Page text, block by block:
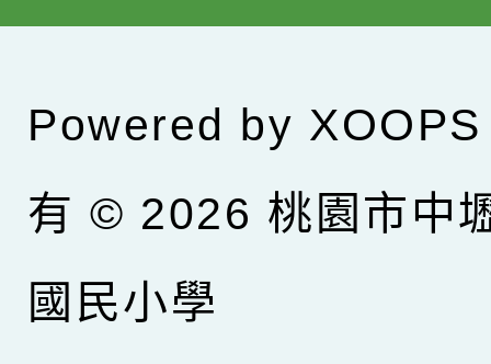
Powered by XOOPS
有 © 2026 桃園市中
國民小學